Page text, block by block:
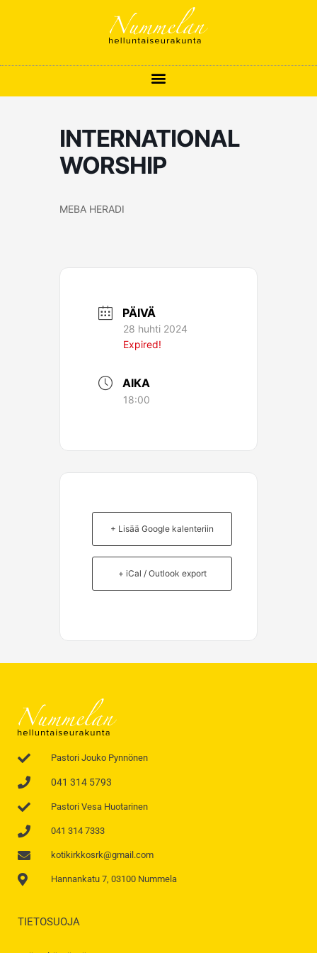
INTERNATIONAL
WORSHIP
MEBA HERADI
PÄIVÄ
28 huhti 2024
Expired!
AIKA
18:00
+ Lisää Google kalenteriin
+ iCal / Outlook export
Pastori Jouko Pynnönen
041 314 5793
Pastori Vesa Huotarinen
041 314 7333
kotikirkkosrk@gmail.com
Hannankatu 7, 03100 Nummela
TIETOSUOJA